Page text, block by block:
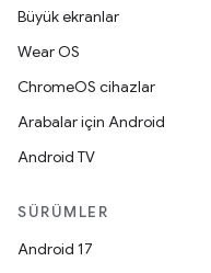
Büyük ekranlar
Wear OS
ChromeOS cihazlar
Arabalar için Android
Android TV
SÜRÜMLER
Android 17